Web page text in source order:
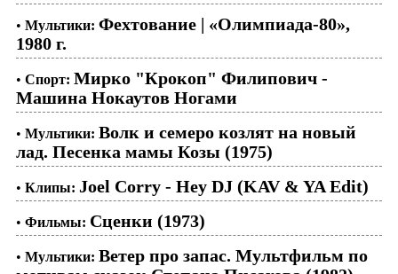
• Мультики: Фехтование | «Олимпиада-80»,
1980 г.
• Спорт: Мирко "Крокоп" Филипович -
Машина Нокаутов Ногами
• Мультики: Волк и семеро козлят на новый
лад. Песенка мамы Козы (1975)
• Клипы: Joel Corry - Hey DJ (KAV & YA Edit)
• Фильмы: Сценки (1973)
• Мультики: Ветер про запас. Мультфильм по